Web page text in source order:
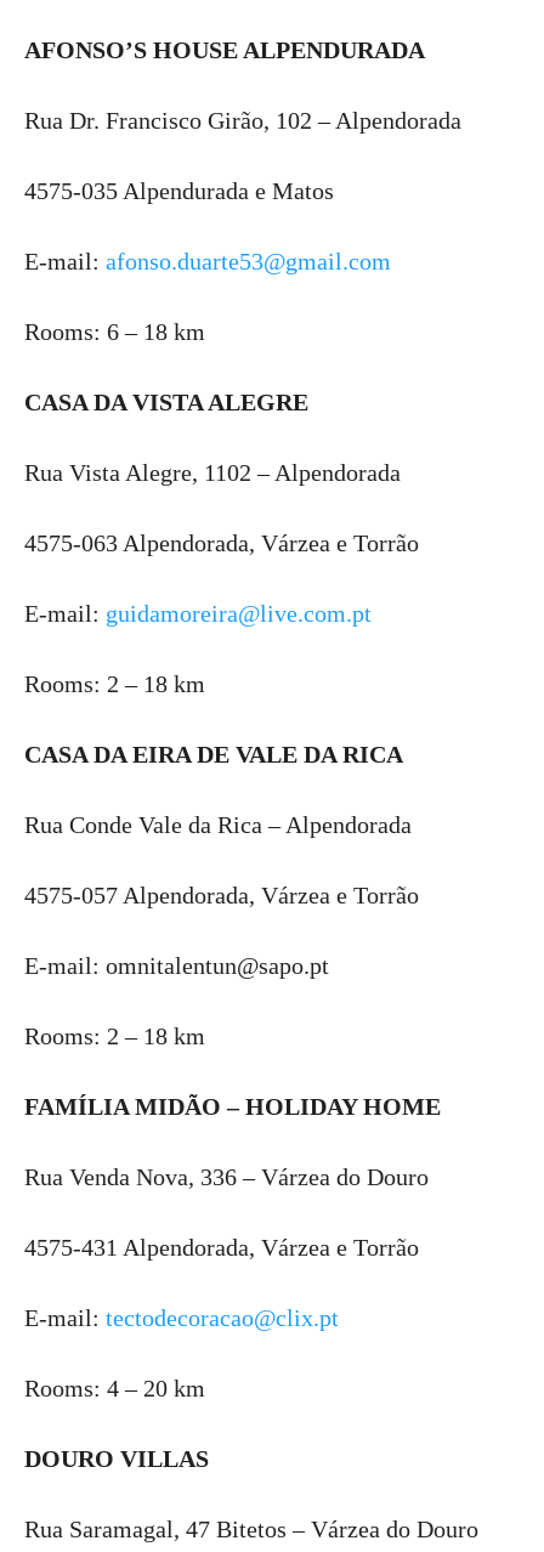
AFONSO’S HOUSE ALPENDURADA
Rua Dr. Francisco Girão, 102 – Alpendorada
4575-035 Alpendurada e Matos
E-mail: afonso.duarte53@gmail.com
Rooms: 6 – 18 km
CASA DA VISTA ALEGRE
Rua Vista Alegre, 1102 – Alpendorada
4575-063 Alpendorada, Várzea e Torrão
E-mail: guidamoreira@live.com.pt
Rooms: 2 – 18 km
CASA DA EIRA DE VALE DA RICA
Rua Conde Vale da Rica – Alpendorada
4575-057 Alpendorada, Várzea e Torrão
E-mail: omnitalentun@sapo.pt
Rooms: 2 – 18 km
FAMÍLIA MIDÃO – HOLIDAY HOME
Rua Venda Nova, 336 – Várzea do Douro
4575-431 Alpendorada, Várzea e Torrão
E-mail: tectodecoracao@clix.pt
Rooms: 4 – 20 km
DOURO VILLAS
Rua Saramagal, 47 Bitetos – Várzea do Douro